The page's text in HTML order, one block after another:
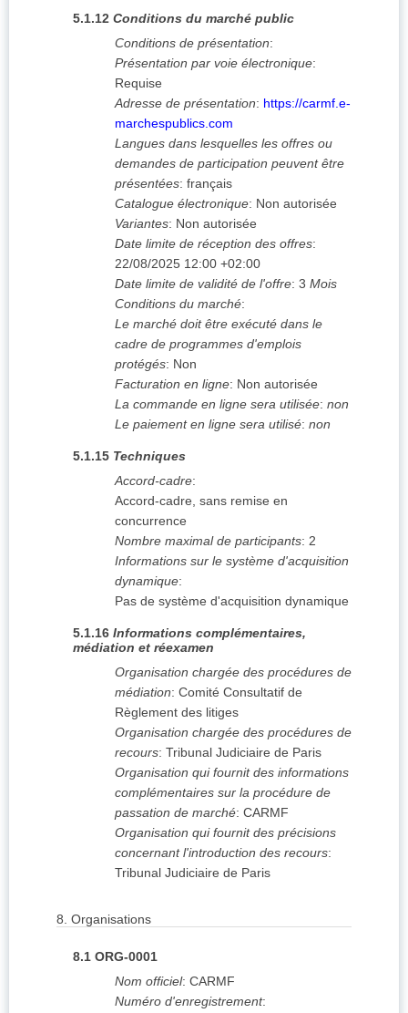
5.1.12 Conditions du marché public
Conditions de présentation:
Présentation par voie électronique:
Requise
Adresse de présentation: https://carmf.e-
marchespublics.com
Langues dans lesquelles les offres ou
demandes de participation peuvent être
présentées: français
Catalogue électronique: Non autorisée
Variantes: Non autorisée
Date limite de réception des offres:
22/08/2025 12:00 +02:00
Date limite de validité de l'offre: 3 Mois
Conditions du marché:
Le marché doit être exécuté dans le
cadre de programmes d'emplois
protégés: Non
Facturation en ligne: Non autorisée
La commande en ligne sera utilisée: non
Le paiement en ligne sera utilisé: non
5.1.15 Techniques
Accord-cadre:
Accord-cadre, sans remise en
concurrence
Nombre maximal de participants: 2
Informations sur le système d'acquisition
dynamique:
Pas de système d'acquisition dynamique
5.1.16 Informations complémentaires,
médiation et réexamen
Organisation chargée des procédures de
médiation: Comité Consultatif de
Règlement des litiges
Organisation chargée des procédures de
recours: Tribunal Judiciaire de Paris
Organisation qui fournit des informations
complémentaires sur la procédure de
passation de marché: CARMF
Organisation qui fournit des précisions
concernant l'introduction des recours:
Tribunal Judiciaire de Paris
8. Organisations
8.1 ORG-0001
Nom officiel: CARMF
Numéro d'enregistrement: